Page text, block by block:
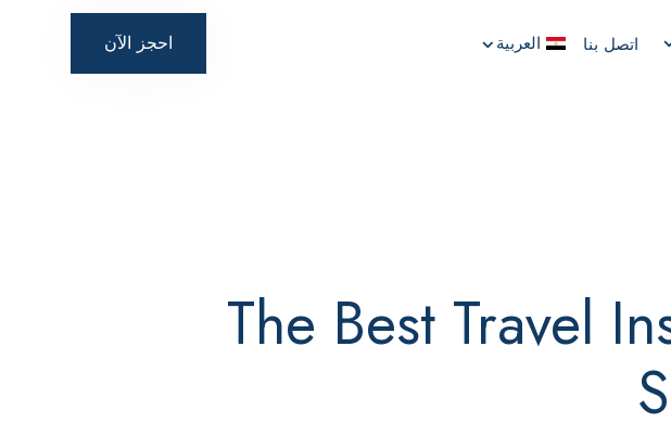
اتصل بنا العربية احجز الآن
The Best Travel